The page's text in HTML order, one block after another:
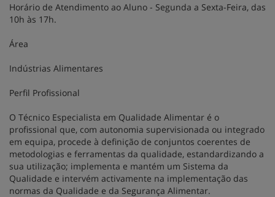
Horário de Atendimento ao Aluno - Segunda a Sexta-Feira, das
10h às 17h.
Área
Indústrias Alimentares
Perfil Profissional
O Técnico Especialista em Qualidade Alimentar é o
profissional que, com autonomia supervisionada ou integrado
em equipa, procede à definição de conjuntos coerentes de
metodologias e ferramentas da qualidade, estandardizando a
sua utilização; implementa e mantém um Sistema da
Qualidade e intervém activamente na implementação das
normas da Qualidade e da Segurança Alimentar.